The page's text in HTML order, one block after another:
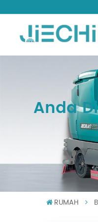
Anda
RUMAH